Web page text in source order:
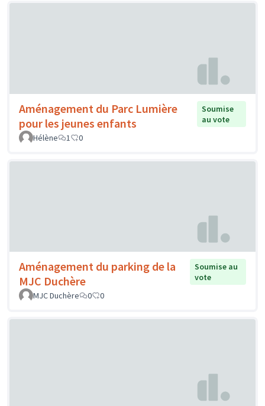
Aménagement du Parc Lumière
pour les jeunes enfants
Soumise
au vote
Hélène
1 0
Aménagement du parking de la
MJC Duchère
Soumise au
vote
MJC Duchère
0 0